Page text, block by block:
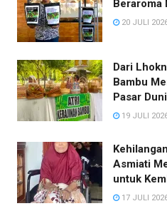
Beraroma
20 JULI
Dari
Bambu
Pasar
19 JULI
Asmiati
untuk
17 JULI